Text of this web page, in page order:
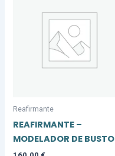
Reafirmante
REAFIRMANTE –
MODELADOR DE BUSTO